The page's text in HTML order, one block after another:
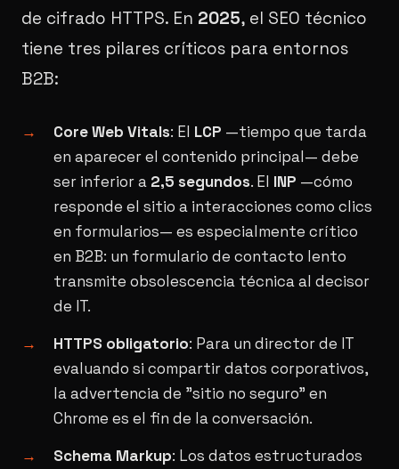
de cifrado HTTPS. En 2025, el SEO técnico
tiene tres pilares críticos para entornos
B2B:
Core Web Vitals: El LCP —tiempo que tarda
en aparecer el contenido principal— debe
ser inferior a 2,5 segundos. El INP —cómo
responde el sitio a interacciones como clics
en formularios— es especialmente crítico
en B2B: un formulario de contacto lento
transmite obsolescencia técnica al decisor
de IT.
HTTPS obligatorio: Para un director de IT
evaluando si compartir datos corporativos,
la advertencia de "sitio no seguro" en
Chrome es el fin de la conversación.
Schema Markup: Los datos estructurados